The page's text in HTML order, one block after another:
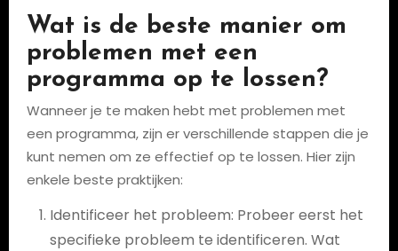
Wat is de beste manier om
problemen met een
programma op te lossen?
Wanneer je te maken hebt met problemen met
een programma, zijn er verschillende stappen die je
kunt nemen om ze effectief op te lossen. Hier zijn
enkele beste praktijken:
Identificeer het probleem: Probeer eerst het
specifieke probleem te identificeren. Wat